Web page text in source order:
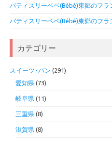
パティスリーベベ(Bébé)東郷のフラ
パティスリーベベ(Bébé)東郷のフラ
カテゴリー
スイーツ･パン (291)
愛知県 (73)
岐阜県 (11)
三重県 (8)
滋賀県 (8)